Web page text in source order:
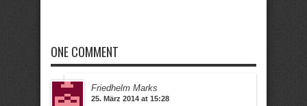
ONE COMMENT
Friedhelm Marks
25. März 2014 at 15:28